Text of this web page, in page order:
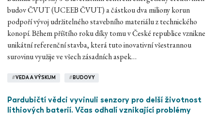
budov ČVUT (UCEEB ČVUT) a částkou dva miliony korun
podpoří vývoj udržitelného stavebního materiálu z technického
konopí. Během příštího roku díky tomu v České republice vznikne
unikátní referenční stavba, která tuto inovativní všestrannou
surovinu využije ve všech zásadních aspek…
#VEDA A VÝSKUM #BUDOVY
Pardubičtí vědci vyvinuli senzory pro delší životnost
lithiových baterií. Včas odhalí vznikající problémy